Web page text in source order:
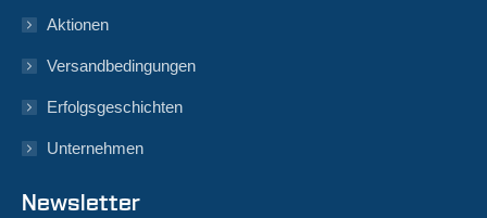
Aktionen
Versandbedingungen
Erfolgsgeschichten
Unternehmen
Newsletter